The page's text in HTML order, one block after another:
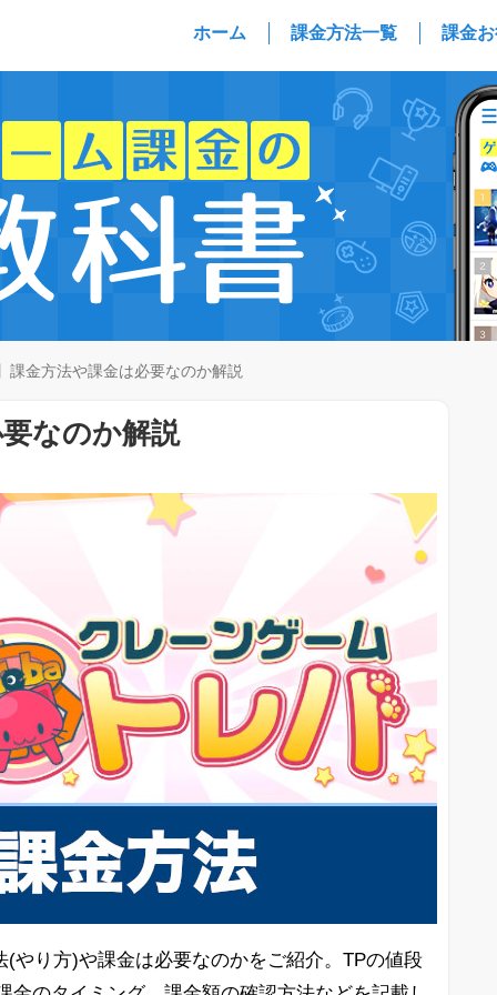
ホーム 課金方法一覧 課金
課金方法や課金は必要なのか解説
なのか解説
やり方)や課金は必要なのかをご紹介。TPの値段